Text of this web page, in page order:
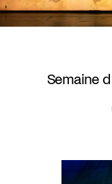
Semaine